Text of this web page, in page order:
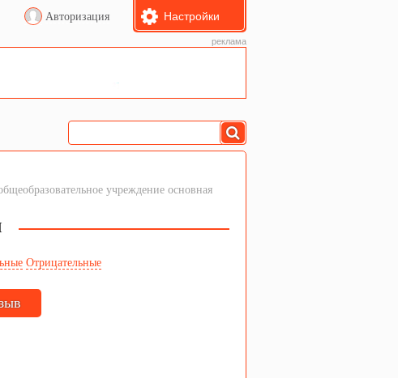
Авторизация Настройки
реклама
учреждение основная
Отрицательные